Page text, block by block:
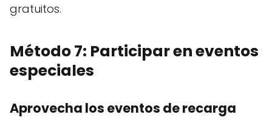
gratuitos.
Método 7: Participar en eventos
especiales
Aprovecha los eventos de recarga